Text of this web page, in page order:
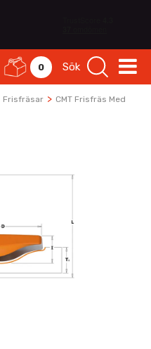
0 Sök
Frisfräsar > CMT Frisfräs Med